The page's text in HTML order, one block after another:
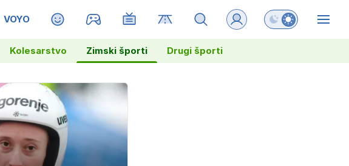
VOYO MAGAZIN Preklopi barvni
Kolesarstvo Zimski športi Drugi športi